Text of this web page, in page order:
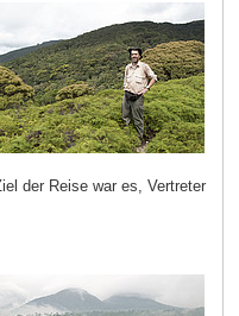
der Reise war es, Vertreter